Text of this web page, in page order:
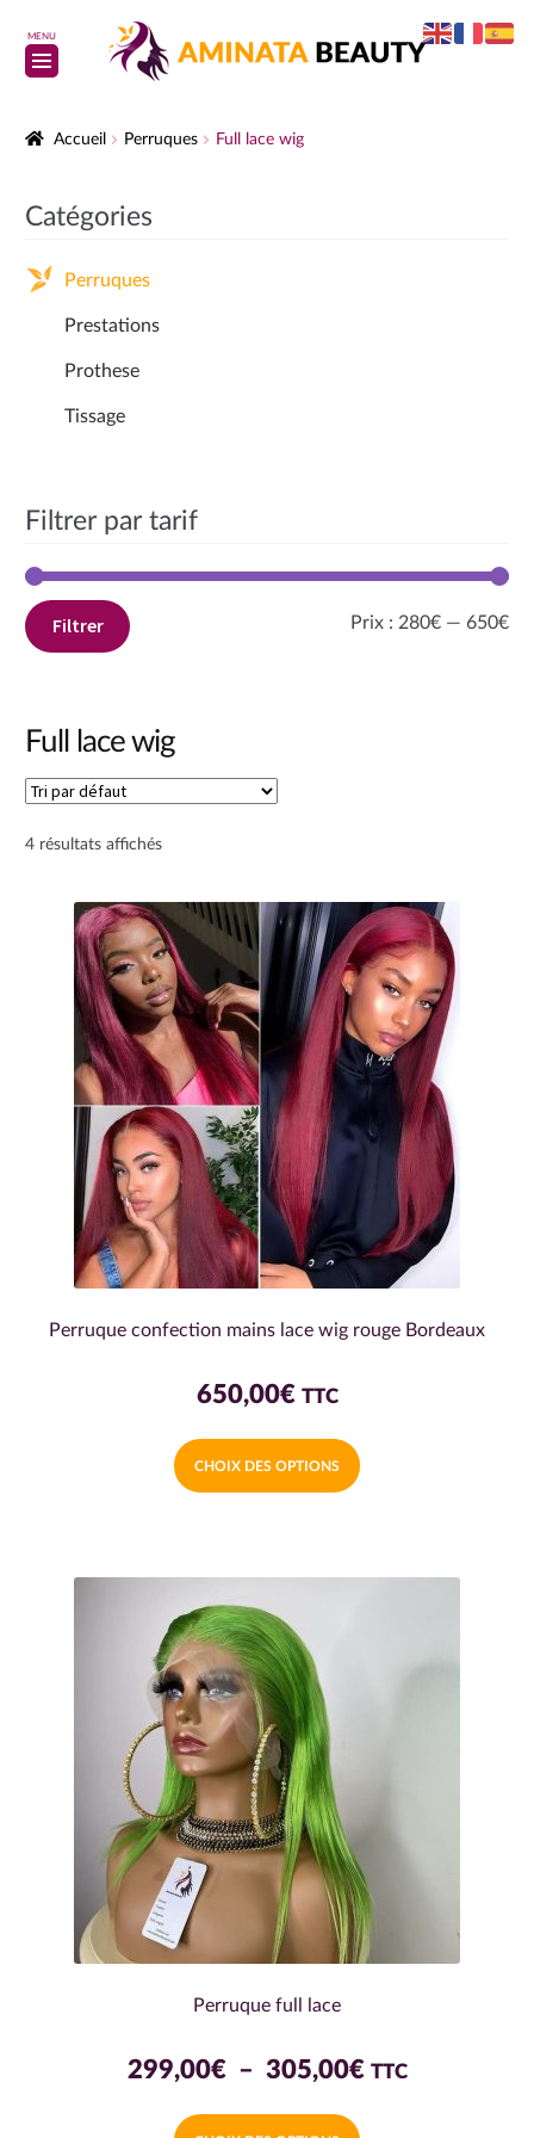
MENU
Accueil Perruques Full lace wig
Catégories
Perruques
Prestations
Prothese
Tissage
Filtrer par tarif
Filtrer Prix : 280€ — 650€
Full lace wig
4 résultats affichés
Perruque confection mains lace wig rouge Bordeaux
650,00€ TTC
CHOIX DES OPTIONS
Ce
produit
produit
Perruque full lace
299,00€ – 305,00€Plage
TTC
Ce